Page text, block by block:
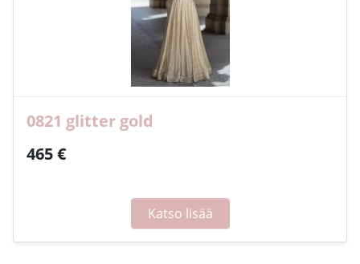
0821 glitter gold
465 €
Katso lisää